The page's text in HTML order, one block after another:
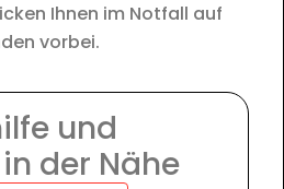
Ihnen im Notfall auf
vorbei.
und
der Nähe